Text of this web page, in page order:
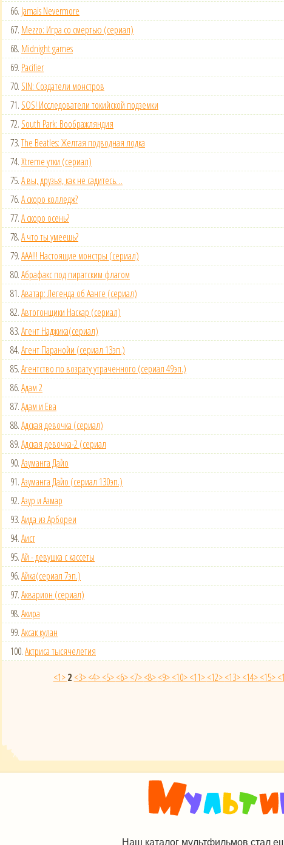
66. Jamais Nevermore
67. Mezzo: Игра со смертью (сериал)
68. Midnight games
69. Pacifier
70. SIN: Создатели монстров
71. SOS! Исследователи токийской подземки
72. South Park: Воображляндия
73.The Beatles: Желтая подводная лодка
74.Xtreme утки (сериал)
75.А вы, друзья, как не садитесь…
76.А скоро колледж?
77.А скоро осень?
78.А что ты умеешь?
79.ААА!!! Настоящие монстры (сериал)
80.Абрафакс под пиратским флагом
81.Аватар: Легенда об Аанге (сериал)
82.Автогонщики Наскар (сериал)
83.Агент Наджика(сериал)
84.Агент Паранойи (сериал 13эп.)
85.Агентство по возрату утраченного (сериал 49эп.)
86.Адам 2
87.Адам и Ева
88.Адская девочка (сериал)
89.Адская девочка-2 (сериал
90.Азуманга Дайо
91.Азуманга Дайо (сериал 130эп.)
92.Азур и Азмар
93.Аида из Арбореи
94.Аист
95.Ай - девyшка с кассеты
96.Айка(сериал 7эп.)
97.Акварион (сериал)
98.Акира
99.Аксак кулан
100.Актриса тысячелетия
<1>2 <3><4><5><6><7><8><9><10><11><12><13><14><15>
Наш каталог мультфильмов стал